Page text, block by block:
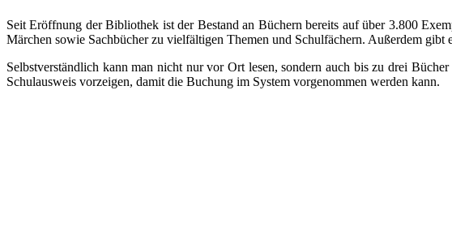
Seit Eröffnung der Bibliothek ist der Bestand an Büchern bereits auf über 3.800
Märchen sowie Sachbücher zu vielfältigen Themen und Schulfächern. Außerdem
Selbstverständlich kann man nicht nur vor Ort lesen, sondern auch bis zu drei
Schulausweis vorzeigen, damit die Buchung im System vorgenommen werden kann.